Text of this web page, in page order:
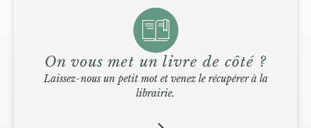
On vous met un livre de côté ?
Laissez-nous un petit mot et venez le récupérer à la
librairie.